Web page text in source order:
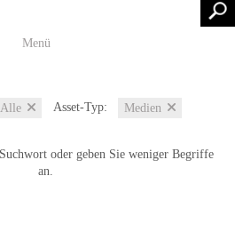
Menü
Alle Asset-Typ: Medien
oder geben Sie weniger Begriffe
an.